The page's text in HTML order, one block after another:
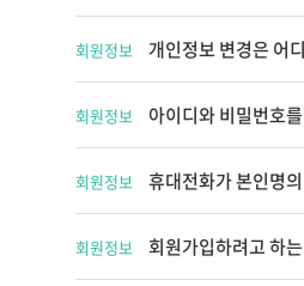
회원정보 개인정보 변경은 어
회원정보 아이디와 비밀번호
회원정보 휴대전화가 본인명
회원정보 회원가입하려고 하